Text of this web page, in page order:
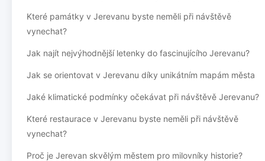
Které památky v Jerevanu byste neměli při návštěvě
vynechat?
Jak najít nejvýhodnější letenky do fascinujícího Jerevanu?
Jak se orientovat v Jerevanu díky unikátním mapám města
Jaké klimatické podmínky očekávat při návštěvě Jerevanu?
Které restaurace v Jerevanu byste neměli při návštěvě
vynechat?
Proč je Jerevan skvělým městem pro milovníky historie?